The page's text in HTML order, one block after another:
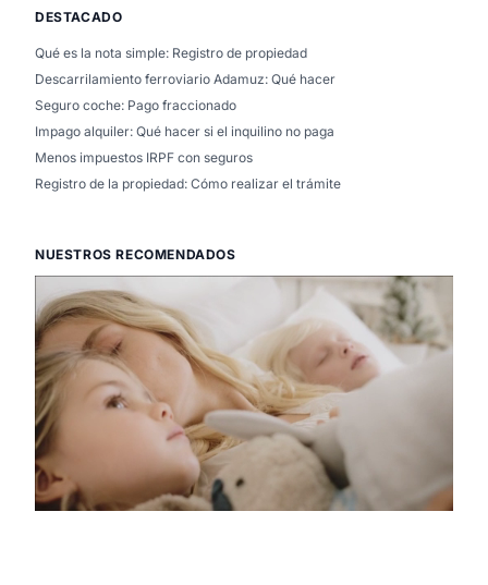
DESTACADO
Qué es la nota simple: Registro de propiedad
Descarrilamiento ferroviario Adamuz: Qué hacer
Seguro coche: Pago fraccionado
Impago alquiler: Qué hacer si el inquilino no paga
Menos impuestos IRPF con seguros
Registro de la propiedad: Cómo realizar el trámite
NUESTROS RECOMENDADOS